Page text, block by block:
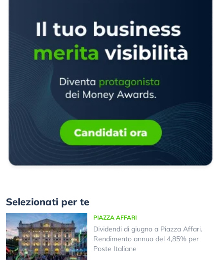
Selezionati per te
PIAZZA AFFARI
Dividendi di giugno a Piazza Affari.
Rendimento annuo del 4,85% per
Poste Italiane